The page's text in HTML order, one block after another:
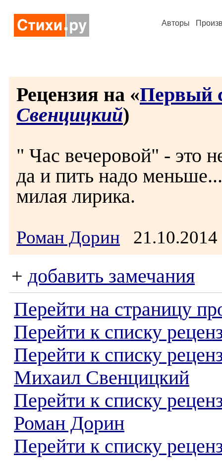
Авторы
Рецензия на «Первый
Свенцицкий)
" Час вечеровой" - это
да и пить надо
милая лирика.
Роман Дорин
+ добавить замечания
Перейти на страницу
Перейти к списку
Перейти к списку
Михаил Свенцицкий
Перейти к списку
Роман Дорин
Перейти к списку